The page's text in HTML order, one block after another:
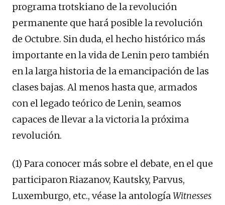
programa trotskiano de la revolución
permanente que hará posible la revolución
de Octubre. Sin duda, el hecho histórico más
importante en la vida de Lenin pero también
en la larga historia de la emancipación de las
clases bajas. Al menos hasta que, armados
con el legado teórico de Lenin, seamos
capaces de llevar a la victoria la próxima
revolución.
(1) Para conocer más sobre el debate, en el que
participaron Riazanov, Kautsky, Parvus,
Luxemburgo, etc., véase la antología Witnesses